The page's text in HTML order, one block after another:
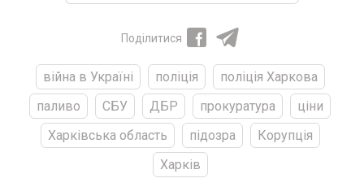
Поділитися
війна в Україні поліція
поліція Харкова
паливо
СБУ ДБР прокуратура
ціни
Харківська область
підозра
Корупція
Харків